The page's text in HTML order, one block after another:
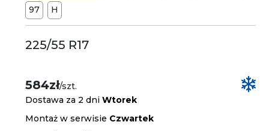
97
H
225/55 R17
584zł/szt.
Dostawa za 2 dniWtorek
Montaż w serwisie Czwartek